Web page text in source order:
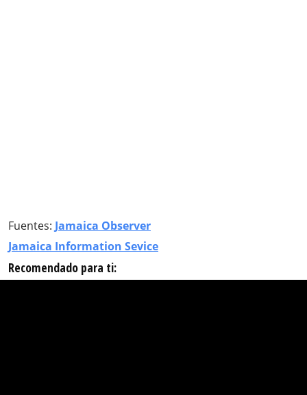
Fuentes: Jamaica Observer
Jamaica Information Sevice
Recomendado para ti: